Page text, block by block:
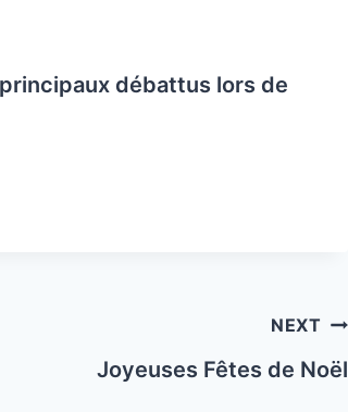
débattus lors de
NEXT
Joyeuses Fêtes de Noël